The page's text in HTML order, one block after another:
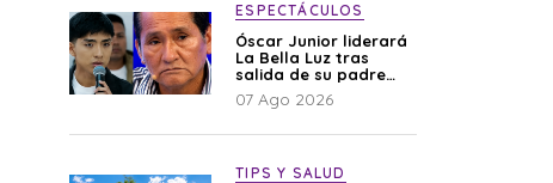
ESPECTÁCULOS
Óscar Junior liderará
La Bella Luz tras
salida de su padre
por polémica con
Naldy Saldaña
07 Ago 2026
TIPS Y SALUD